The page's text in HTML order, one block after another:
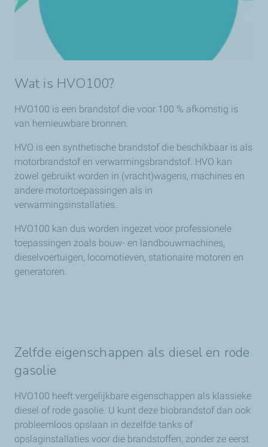
Wat is HVO100?
HVO100 is een brandstof die voor 100 % afkomstig is
van hernieuwbare bronnen.
HVO is een synthetische brandstof die beschikbaar is als
motorbrandstof en verwarmingsbrandstof. HVO kan
zowel gebruikt worden in (vracht)wagens, machines en
andere motortoepassingen als in
verwarmingsinstallaties.
HVO100 kan dus worden ingezet voor professionele
toepassingen zoals bouw- en landbouwmachines,
dieselvoertuigen, locomotieven, stationaire motoren en
generatoren.
Zelfde eigenschappen als diesel en rode
gasolie
HVO100 heeft vergelijkbare eigenschappen als klassieke
diesel of rode gasolie. U kunt deze biobrandstof dan ook
probleemloos opslaan in dezelfde tanks of
opslaginstallaties voor die brandstoffen, zonder ze eerst